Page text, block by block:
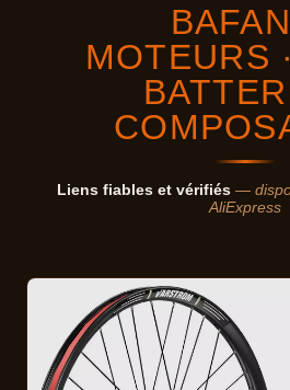
MOTEURS
Liens fiables et vérifiés —
AliExpress